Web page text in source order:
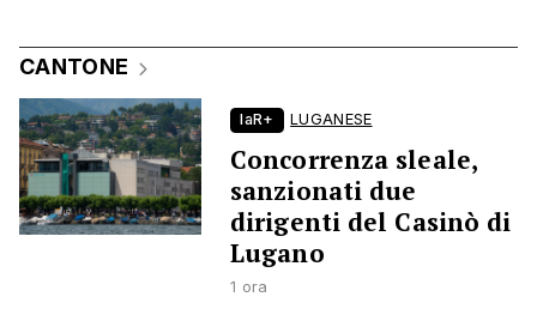
CANTONE
laR+ LUGANESE
Concorrenza sleale,
sanzionati due
dirigenti del Casinò di
Lugano
1 ora